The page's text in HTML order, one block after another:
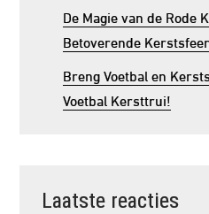
De Magie van de Rode
Betoverende
Breng Voetbal en
Voetbal Kersttrui!
Laatste reacties